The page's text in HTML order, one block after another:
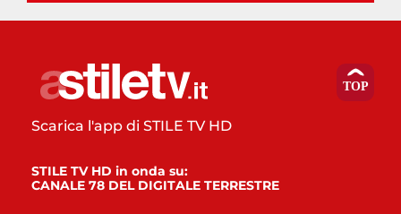
Scarica l'app di STILE TV HD
STILE TV HD in onda su:
CANALE 78 DEL DIGITALE TERRESTRE